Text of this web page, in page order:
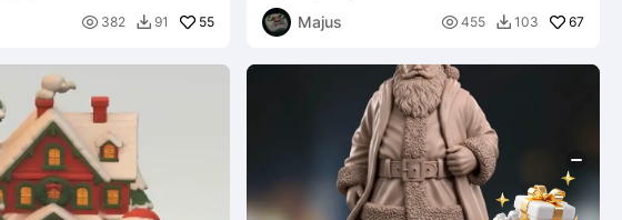
 382  91 55
Majus
 455  103 67